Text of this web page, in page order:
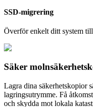
SSD-migrering
Överför enkelt ditt system
Säker
Lagra dina säkerhetskopior
lagringsutrymme. Få
och skydda mot lokala